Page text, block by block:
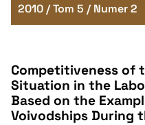
2010 / Tom 5 / Numer 2
Competitiveness of
Situation in the
Based on the
Voivodships During